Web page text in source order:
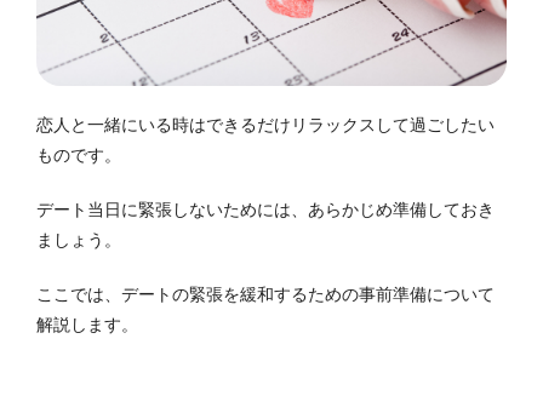
恋人と一緒にいる時はできるだけリラックスして過ごしたい
ものです。
デート当日に緊張しないためには、あらかじめ準備しておき
ましょう。
ここでは、デートの緊張を緩和するための事前準備について
解説します。